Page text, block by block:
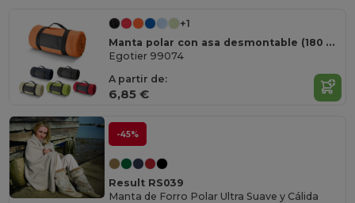
+1
Manta polar con asa desmontable (180 g/m²)
Egotier 99074
A partir de:
6,85 €
-45%
Result RS039
Manta de Forro Polar Ultra Suave y Cálida